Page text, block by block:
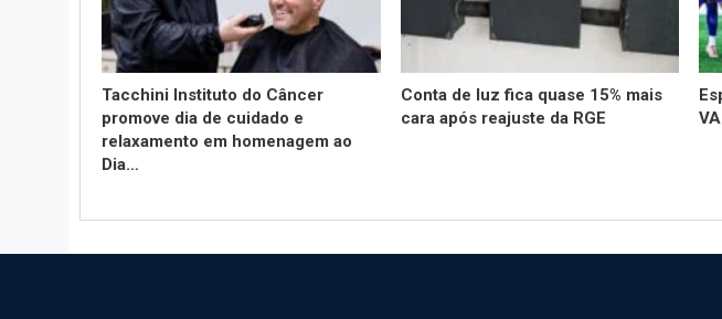
Tacchini Instituto do Câncer
promove dia de cuidado e
relaxamento em homenagem ao
Dia…
Conta de luz fica quase 15% mais
cara após reajuste da RGE